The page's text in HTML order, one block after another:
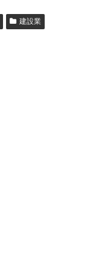
建設業